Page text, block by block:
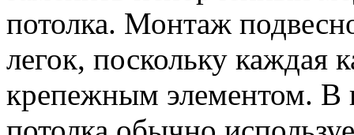
потолка. Монтаж
легок, поскольку каждая
крепежным элементом. В